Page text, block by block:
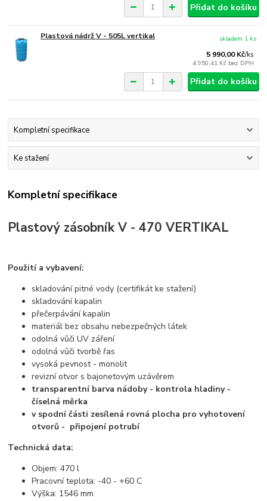
Přidat do košíku
Plastová nádrž V - 505L vertikal
5 990,00 Kč/ks
4 950,41 Kč bez DPH
skladem 1 ks
Přidat do košíku
Kompletní specifikace
Ke stažení
Kompletní specifikace
Plastový zásobník V - 470 VERTIKAL
Použití a vybavení:
skladování pitné vody (certifikát ke stažení)
skladování kapalin
přečerpávání kapalin
materiál bez obsahu nebezpečných látek
odolná vůči UV záření
odolná vůči tvorbě řas
vysoká pevnost - monolit
revizní otvor s bajonetovým uzávěrem
transparentní barva nádoby - kontrola hladiny -
číselná měrka
v spodní části zesílená rovná plocha pro vyhotovení
otvorů - připojení potrubí
Technická data:
Objem: 470 l
Pracovní teplota: -40 - +60 C
Výška: 1546 mm